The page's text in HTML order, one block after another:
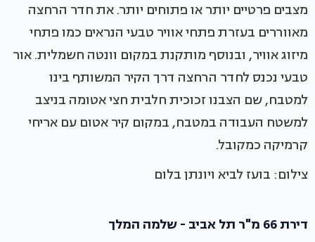
מצבים פרטיים יותר או פתוחים יותר. את חדר הרחצה
מאווררים בעזרת פתחי אוויר טבעי הנראים כמו פתחי
מיזוג אוויר, ובנוסף מותקנת במקום וונטה חשמלית. אור
טבעי נכנס לחדר הרחצה דרך הקיר המשותף בינו
למטבח, שם הצבנו זכוכית חלבית חצי אטומה בניצב
למשטח העבודה במטבח, במקום קיר אטום עם אריחי
קרמיקה כמקובל.
צילום: בועז לביא ויונתן בלום
דירת 66 מ"ר תל אביב - שלמה המלך